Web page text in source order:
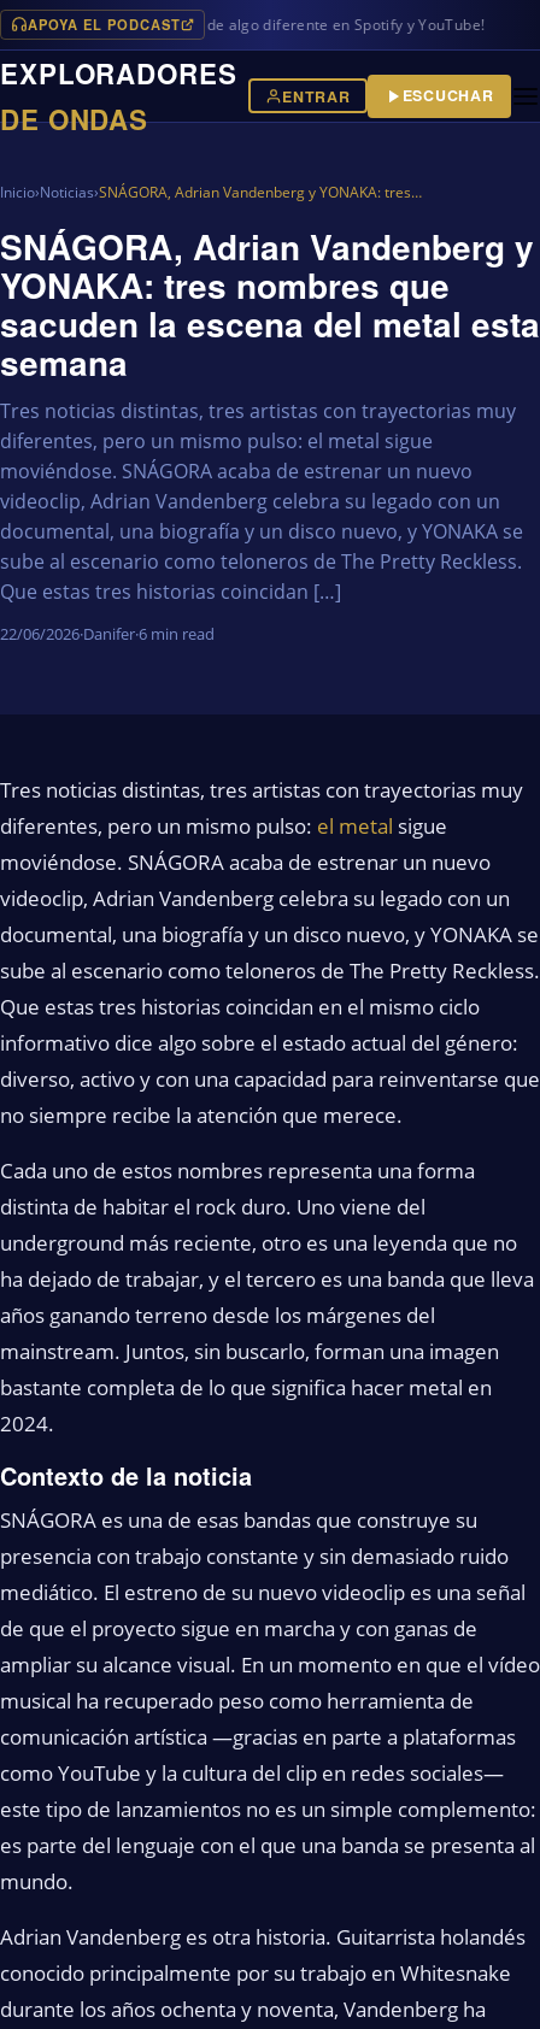
APOYA EL PODCAST
en iVoox, además de algo diferente en Spotify y YouTube!
EXPLORADORES
DE ONDAS
ENTRAR ESCUCHAR
Inicio›Noticias›SNÁGORA, Adrian Vandenberg y YONAKA: tres…
SNÁGORA, Adrian Vandenberg y
YONAKA: tres nombres que
sacuden la escena del metal esta
semana
Tres noticias distintas, tres artistas con trayectorias muy
diferentes, pero un mismo pulso: el metal sigue
moviéndose. SNÁGORA acaba de estrenar un nuevo
videoclip, Adrian Vandenberg celebra su legado con un
documental, una biografía y un disco nuevo, y YONAKA se
sube al escenario como teloneros de The Pretty Reckless.
Que estas tres historias coincidan […]
22/06/2026·Danifer·6 min read
Tres noticias distintas, tres artistas con trayectorias muy
diferentes, pero un mismo pulso: el metal sigue
moviéndose. SNÁGORA acaba de estrenar un nuevo
videoclip, Adrian Vandenberg celebra su legado con un
documental, una biografía y un disco nuevo, y YONAKA se
sube al escenario como teloneros de The Pretty Reckless.
Que estas tres historias coincidan en el mismo ciclo
informativo dice algo sobre el estado actual del género:
diverso, activo y con una capacidad para reinventarse que
no siempre recibe la atención que merece.
Cada uno de estos nombres representa una forma
distinta de habitar el rock duro. Uno viene del
underground más reciente, otro es una leyenda que no
ha dejado de trabajar, y el tercero es una banda que lleva
años ganando terreno desde los márgenes del
mainstream. Juntos, sin buscarlo, forman una imagen
bastante completa de lo que significa hacer metal en
2024.
Contexto de la noticia
SNÁGORA es una de esas bandas que construye su
presencia con trabajo constante y sin demasiado ruido
mediático. El estreno de su nuevo videoclip es una señal
de que el proyecto sigue en marcha y con ganas de
ampliar su alcance visual. En un momento en que el vídeo
musical ha recuperado peso como herramienta de
comunicación artística —gracias en parte a plataformas
como YouTube y la cultura del clip en redes sociales—
este tipo de lanzamientos no es un simple complemento:
es parte del lenguaje con el que una banda se presenta al
mundo.
Adrian Vandenberg es otra historia. Guitarrista holandés
conocido principalmente por su trabajo en Whitesnake
durante los años ochenta y noventa, Vandenberg ha